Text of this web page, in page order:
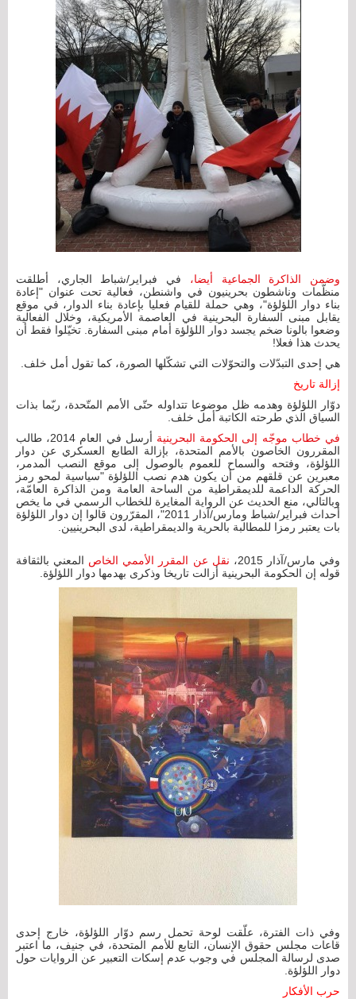
وضمن الذاكرة الجماعية أيضا، في فبراير/شباط الجاري، أطلقت
منظّمات وناشطون بحرينيون في واشنطن، فعالية تحت عنوان "إعادة
بناء دوار اللؤلؤة"، وهي حملة للقيام فعليا بإعادة بناء الدوار، في موقع
يقابل مبنى السفارة البحرينية في العاصمة الأمريكية، وخلال الفعالية
وضعوا بالونا ضخم يجسد دوار اللؤلؤة أمام مبنى السفارة. تخيّلوا فقط أن
يحدث هذا فعلا!
هي إحدى التبدّلات والتحوّلات التي تشكّلها الصورة، كما تقول أمل خلف.
إزالة تاريخ
دوّار اللؤلؤة وهدمه ظل موضوعا تتداوله حتّى الأمم المتّحدة، ربّما بذات
السياق الذي طرحته الكاتبة أمل خلف.
في خطاب موجّه إلى الحكومة البحرينية
أرسل في العام 2014، طالب
المقررون الخاصون بالأمم المتحدة، بإزالة الطابع العسكري عن دوار
اللؤلؤة، وفتحه والسماح للعموم بالوصول إلى موقع النصب المدمر،
معبرين عن قلقهم من أن يكون هدم نصب اللؤلؤة "سياسية لمحو رمز
الحركة الداعمة للديمقراطية من الساحة العامة ومن الذاكرة العامّة،
وبالتالي، منع الحديث عن الرواية المغايرة للخطاب الرسمي في ما يخص
أحداث فبراير/شباط ومارس/آذار 2011"، المقرّرون قالوا إن دوار اللؤلؤة
بات يعتبر رمزا للمطالبة بالحرية والديمقراطية، لدى البحرينيين.
وفي مارس/آذار 2015، نقل عن المقرر الأممي الخاص المعني بالثقافة
قوله إن الحكومة البحرينية أزالت تاريخا وذكرى بهدمها دوار اللؤلؤة.
وفي ذات الفترة، علّقت لوحة تحمل رسم دوّار اللؤلؤة، خارج إحدى
قاعات مجلس حقوق الإنسان، التابع للأمم المتحدة، في جنيف، ما اعتبر
صدى لرسالة المجلس في وجوب عدم إسكات التعبير عن الروايات حول
دوار اللؤلؤة.
حرب الأفكار